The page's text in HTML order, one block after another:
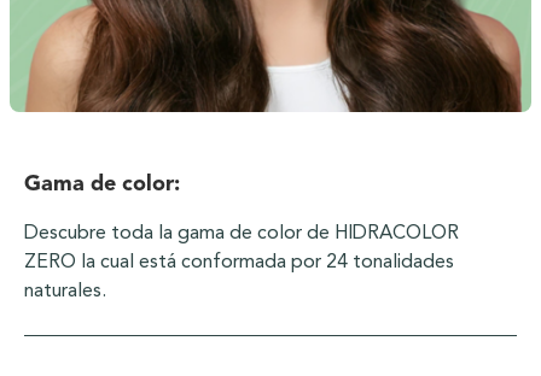
Gama de color:
Descubre toda la gama de color de HIDRACOLOR
ZERO la cual está conformada por 24 tonalidades
naturales.